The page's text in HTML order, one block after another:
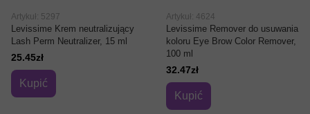
Artykuł: 5297
Levissime Krem neutralizujący
Lash Perm Neutralizer, 15 ml
25.45zł
Kupić
Artykuł: 4624
Levissime Remover do usuwania
koloru Eye Brow Color Remover,
100 ml
32.47zł
Kupić